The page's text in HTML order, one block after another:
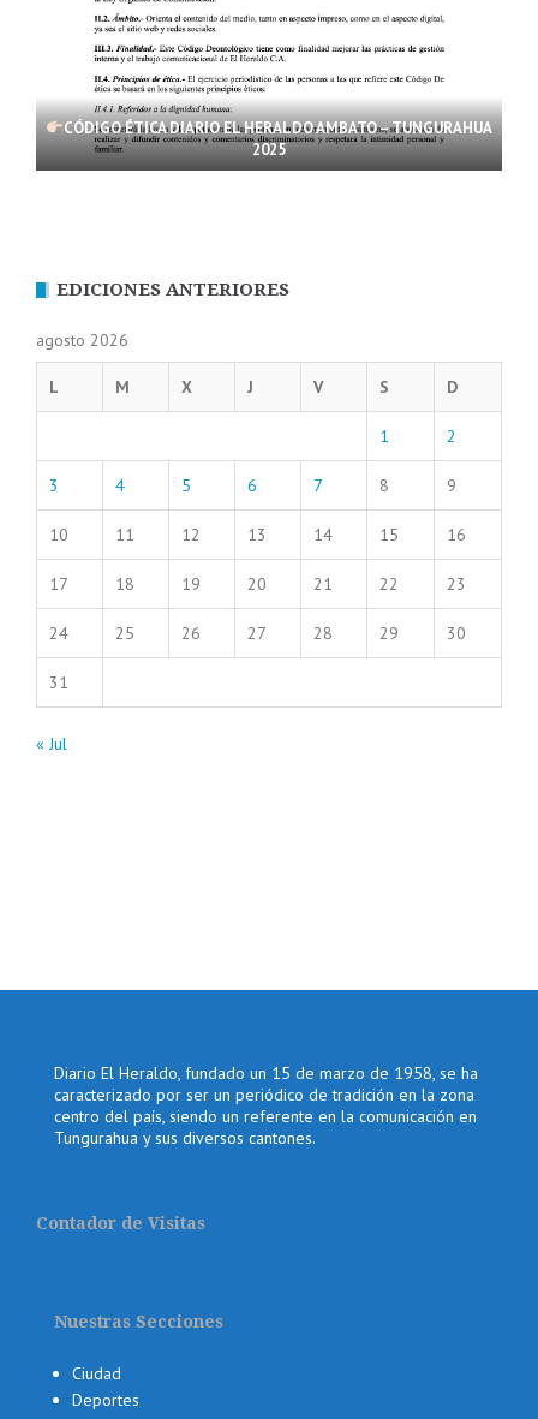
CÓDIGO ÉTICA DIARIO EL HERALDO AMBATO – TUNGURAHUA
2025
EDICIONES ANTERIORES
agosto 2026
L M X J V S D
1 2
3 4 5 6 7 8 9
10 11 12 13 14 15 16
17 18 19 20 21 22 23
24 25 26 27 28 29 30
31
« Jul
Diario El Heraldo, fundado un 15 de marzo de 1958, se ha
caracterizado por ser un periódico de tradición en la zona
centro del país, siendo un referente en la comunicación en
Tungurahua y sus diversos cantones.
Contador de Visitas
Nuestras Secciones
Ciudad
Deportes